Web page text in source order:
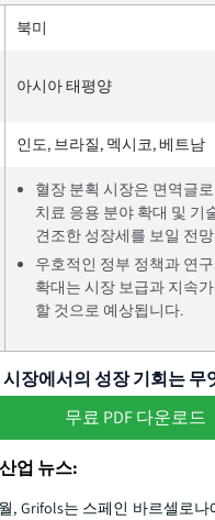
북미
아시아 태평양
인도, 브라질, 멕시코, 베트남
혈장 분획 시장은 면역글
치료 응용 분야 확대 및 기
견조한 성장세를 보일 전
우호적인 정부 정책과 연
확대는 시장 보급과 지속
할 것으로 예상됩니다.
시장에서의 성장 기회는 무
무료 PDF 다운로드
업 뉴스:
, Grifols는 스페인 바르셀로